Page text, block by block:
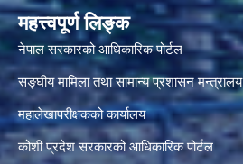
महत्त्वपूर्ण लिङ्क
नेपाल सरकारको आधिकारिक पोर्टल
सङ्‍घीय मामिला तथा सामान्य प्रशासन मन्त्रालय
महालेखापरीक्षकको कार्यालय
कोशी प्रदेश सरकारको आधिकारिक पोर्टल